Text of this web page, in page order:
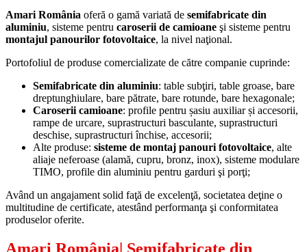
Amari România oferă o gamă variată de semifabricate din
aluminiu, sisteme pentru caroserii de camioane şi sisteme pentru
montajul panourilor fotovoltaice, la nivel naţional.
Portofoliul de produse comercializate de către companie cuprinde:
Semifabricate din aluminiu: table subţiri, table groase, bare
dreptunghiulare, bare pătrate, bare rotunde, bare hexagonale;
Caroserii camioane: profile pentru șasiu auxiliar și accesorii,
rampe de urcare, suprastructuri basculante, suprastructuri
deschise, suprastructuri închise, accesorii;
Alte produse: sisteme de montaj panouri fotovoltaice, alte
aliaje neferoase (alamă, cupru, bronz, inox), sisteme modulare
TIMO, profile din aluminiu pentru garduri şi porţi;
Având un angajament solid faţă de excelenţă, societatea deţine o
multitudine de certificate, atestând performanţa şi conformitatea
produselor oferite.
Amari România| Semifabricate din